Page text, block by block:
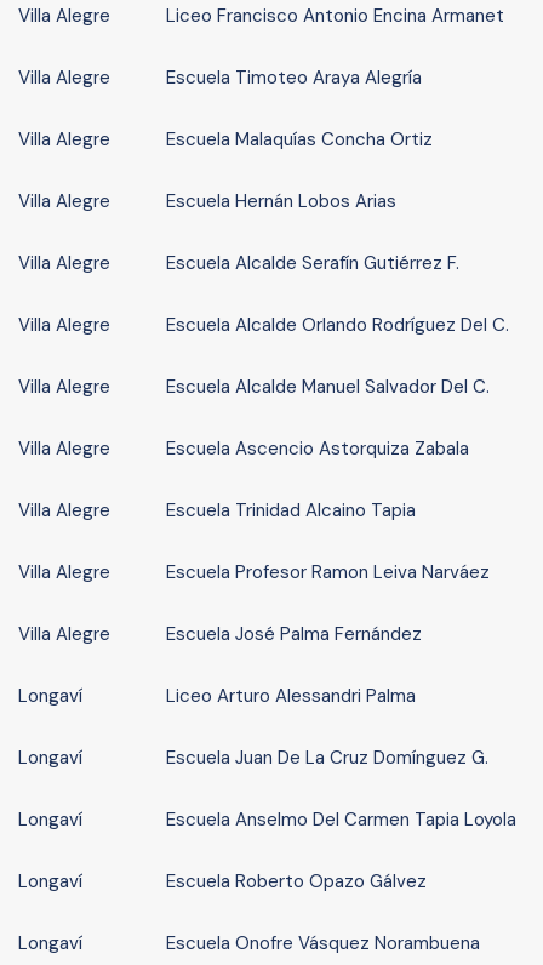
Villa Alegre Liceo Francisco Antonio Encina Armanet
Villa Alegre Escuela Timoteo Araya Alegría
Villa Alegre Escuela Malaquías Concha Ortiz
Villa Alegre Escuela Hernán Lobos Arias
Villa Alegre Escuela Alcalde Serafín Gutiérrez F.
Villa Alegre Escuela Alcalde Orlando Rodríguez Del C.
Villa Alegre Escuela Alcalde Manuel Salvador Del C.
Villa Alegre Escuela Ascencio Astorquiza Zabala
Villa Alegre Escuela Trinidad Alcaino Tapia
Villa Alegre Escuela Profesor Ramon Leiva Narváez
Villa Alegre Escuela José Palma Fernández
Longaví Liceo Arturo Alessandri Palma
Longaví Escuela Juan De La Cruz Domínguez G.
Longaví Escuela Anselmo Del Carmen Tapia Loyola
Longaví Escuela Roberto Opazo Gálvez
Longaví Escuela Onofre Vásquez Norambuena